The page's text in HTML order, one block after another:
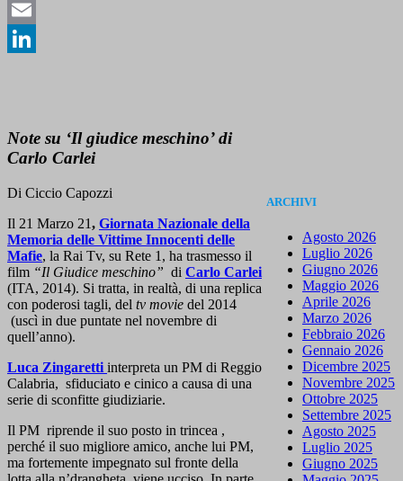
Messenger
Email
Note su ‘Il giudice meschino’ di
Carlo Carlei
Di Ciccio Capozzi
Il 21 Marzo 21, Giornata Nazionale della
Memoria delle Vittime Innocenti delle
Mafie, la Rai Tv, su Rete 1, ha trasmesso il
film “Il Giudice meschino” di Carlo Carlei
(ITA, 2014). Si tratta, in realtà, di una replica
con poderosi tagli, del tv movie del 2014
(uscì in due puntate nel novembre di
quell’anno).
Luca Zingaretti interpreta un PM di Reggio
Calabria, sfiduciato e cinico a causa di una
serie di sconfitte giudiziarie.
Il PM riprende il suo posto in trincea ,
perché il suo migliore amico, anche lui PM,
ma fortemente impegnato sul fronte della
ARCHIVI
Agosto 2026
Luglio 2026
Giugno 2026
Maggio 2026
Aprile 2026
Marzo 2026
Febbraio 2026
Gennaio 2026
Dicembre 2025
Novembre 2025
Ottobre 2025
Settembre 2025
Agosto 2025
Luglio 2025
Giugno 2025